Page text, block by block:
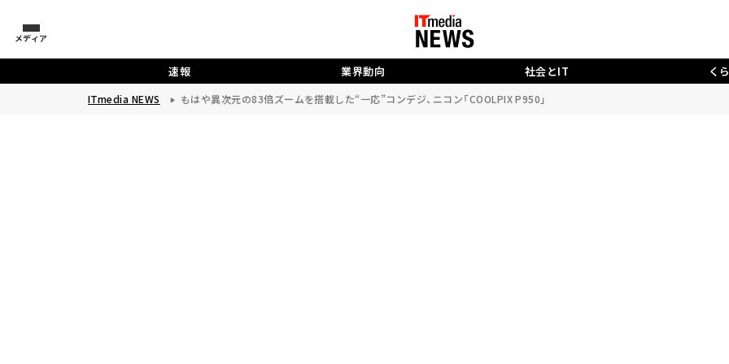
メディア
速報 業界動向 社会とIT く
ITmedia NEWS もはや異次元の83倍ズームを搭載した“一応”コンデジ、ニコン「COOLPIX P950」